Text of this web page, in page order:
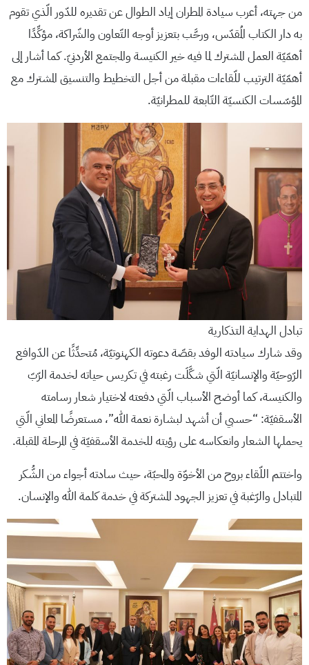
من جهته، أعرب سيادة المطران إياد الطوال عن تقديره للدّور الّذي تقوم
به دار الكتاب المُقدّس، ورحَّب بتعزيز أوجه التّعاون والشّراكة، مؤكِّدًا
أهمّيّة العمل المشترك لما فيه خير الكنيسة والمجتمع الأردنيّ. كما أشار إلى
أهمّيّة الترتيب للّقاءات مقبلة من أجل التخطيط والتنسيق المشترك مع
المؤسّسات الكنسيّة التّابعة للمطرانيّة.
تبادل الهداية التذكارية
وقد شارك سيادته الوفد بقصّة دعوته الكهنوتيّة، مُتحدِّثًا عن الدّوافع
الرّوحيّة والإنسانيّة الّتي شكَّلَت رغبته في تكريس حياته لخدمة الرّبّ
والكنيسة، كما أوضح الأسباب الّتي دفعته لاختيار شعار رسامته
الأسقفيّة: “حسبي أن أشهد لبشارة نعمة الله”، مستعرضًا المعاني الّتي
يحملها الشعار وانعكاسه على رؤيته للخدمة الأسقفيّة في المرحلة المقبلة.
واختتم اللّقاء بروح من الأخوّة والمحبّة، حيث سادته أجواء من الشُّكر
المتبادل والرّغبة في تعزيز الجهود المشتركة في خدمة كلمة الله والإنسان.